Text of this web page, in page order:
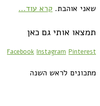
שאני אוהבת. קרא עוד...
תמצאו אותי גם כאן
Facebook Instagram Pinterest
מתכונים לראש השנה